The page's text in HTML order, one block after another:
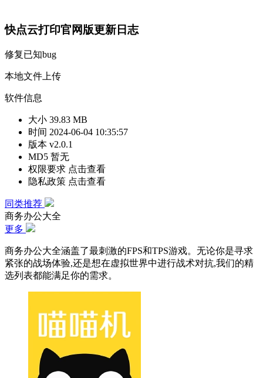
快点云打印官网版更新日志
修复已知bug
本地文件上传
软件信息
大小 39.83 MB
时间 2024-06-04 10:35:57
版本 v2.0.1
MD5 暂无
权限要求 点击查看
隐私政策 点击查看
同类推荐
商务办公大全
更多
商务办公大全涵盖了最刺激的FPS和TPS游戏。无论你是寻求
紧张的战场体验,还是想在虚拟世界中进行战术对抗,我们的精
选列表都能满足你的需求。